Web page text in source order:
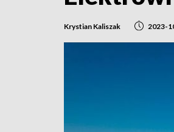
Krystian Kaliszak 2023-